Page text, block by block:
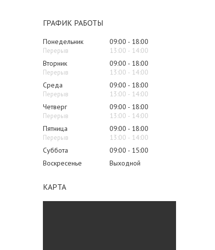
ГРАФИК РАБОТЫ
Понедельник 09:00
18:00
13:00
14:00
Вторник
09:00
18:00
13:00
14:00
Среда
09:00
18:00
13:00
14:00
Четверг
09:00
18:00
13:00
14:00
Пятница
09:00
18:00
13:00
14:00
Суббота
09:00
15:00
Воскресенье
Выходной
КАРТА